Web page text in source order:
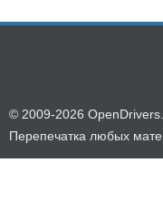
© 2009-2026
Перепечатка любых